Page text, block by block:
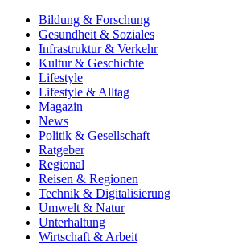
Bildung & Forschung
Gesundheit & Soziales
Infrastruktur & Verkehr
Kultur & Geschichte
Lifestyle
Lifestyle & Alltag
Magazin
News
Politik & Gesellschaft
Ratgeber
Regional
Reisen & Regionen
Technik & Digitalisierung
Umwelt & Natur
Unterhaltung
Wirtschaft & Arbeit